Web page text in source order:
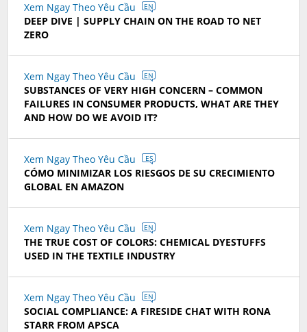
Xem Ngay Theo Yêu Cầu EN
DEEP DIVE | SUPPLY CHAIN ON THE ROAD TO NET
ZERO
Xem Ngay Theo Yêu Cầu EN
SUBSTANCES OF VERY HIGH CONCERN – COMMON
FAILURES IN CONSUMER PRODUCTS, WHAT ARE THEY
AND HOW DO WE AVOID IT?
Xem Ngay Theo Yêu Cầu ES
CÓMO MINIMIZAR LOS RIESGOS DE SU CRECIMIENTO
GLOBAL EN AMAZON
Xem Ngay Theo Yêu Cầu EN
THE TRUE COST OF COLORS: CHEMICAL DYESTUFFS
USED IN THE TEXTILE INDUSTRY
Xem Ngay Theo Yêu Cầu EN
SOCIAL COMPLIANCE: A FIRESIDE CHAT WITH RONA
STARR FROM APSCA